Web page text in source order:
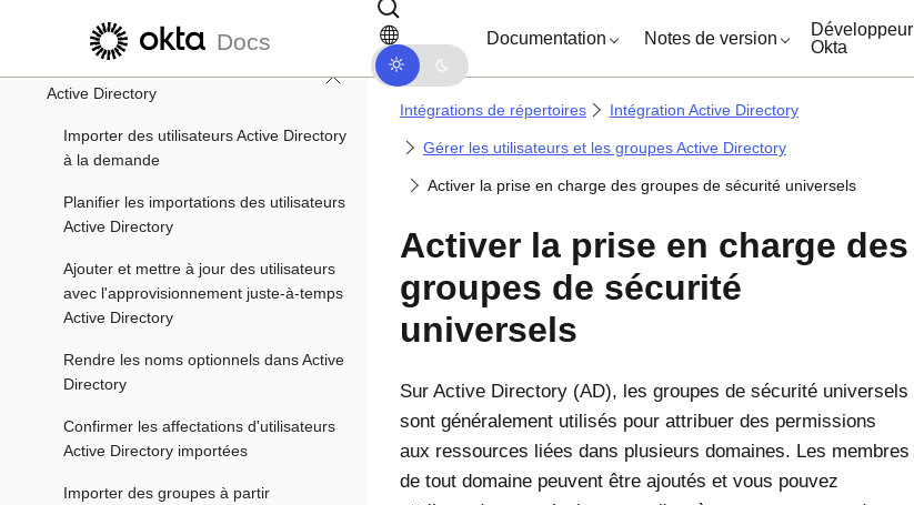
Passer au contenu principal Passer à la navigation dans les documents
Docs Documentation Notes de version
Développeur
Okta
Gérer votre intégration Active Directory
Active Directory
Importer des utilisateurs Active Directory
à la demande
Planifier les importations des utilisateurs
Active Directory
Ajouter et mettre à jour des utilisateurs
avec l'approvisionnement juste-à-temps
Active Directory
Rendre les noms optionnels dans Active
Directory
Confirmer les affectations d'utilisateurs
Active Directory importées
Importer des groupes à partir
Intégrations de répertoires Intégration Active Directory
Gérer les utilisateurs et les groupes Active Directory
Activer la prise en charge des groupes de sécurité universels
Activer la prise en charge des
groupes de sécurité
universels
Sur Active Directory (AD), les groupes de sécurité universels
sont généralement utilisés pour attribuer des permissions
aux ressources liées dans plusieurs domaines. Les membres
de tout domaine peuvent être ajoutés et vous pouvez